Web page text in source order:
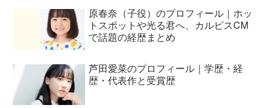
原春奈（子役）のプロフィール｜ホッ
トスポットや光る君へ、カルピスCM
で話題の経歴まとめ
芦田愛菜のプロフィール｜学歴・経
歴・代表作と受賞歴